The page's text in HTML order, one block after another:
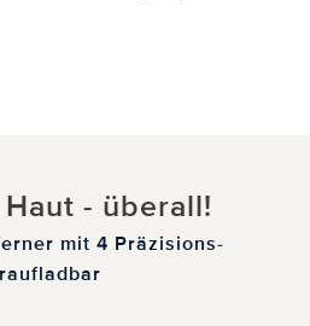
- überall!
mit 4 Präzisions-